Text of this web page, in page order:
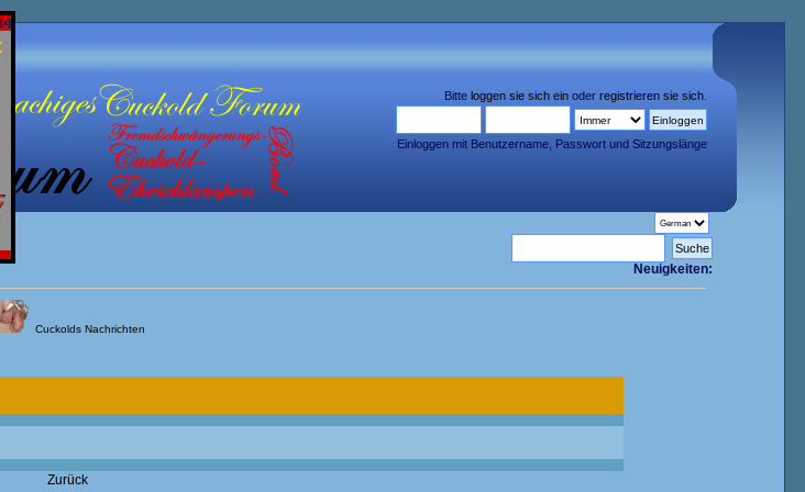
[x]
Bitte loggen sie sich einoder registrieren sie sich.
Einloggen mit Benutzername, Passwort und Sitzungslänge
Neuigkeiten:
Cuckolds Nachrichten
Zurück